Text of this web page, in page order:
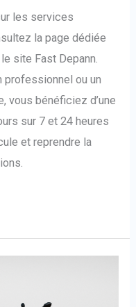
les services
la page dédiée
site Fast Depann.
professionnel ou un
vous bénéficiez d’une
sur 7 et 24 heures
et reprendre la